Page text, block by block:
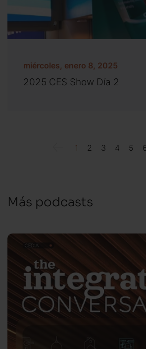
miércoles, enero 8, 2025
2025 CES Show Día 2
1 2 3 4 5
Más podcasts